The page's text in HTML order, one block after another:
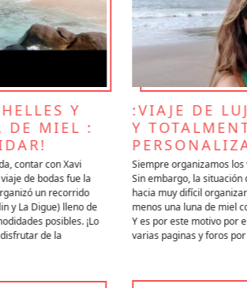
Y
DE MIEL :
contar con Xavi
de bodas fue la
un recorrido
y La Digue) lleno de
posibles. ¡Lo
de la
MIEL POR
:VIAJE DE
Y
Siempre organizamos
Sin embargo, la situación
hacia muy difícil
menos una luna de miel
Y es por este motivo por
varias paginas y foros